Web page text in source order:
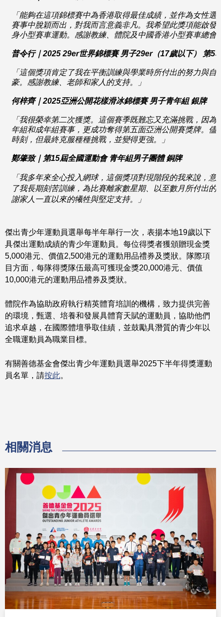
「能夠在這項錦標賽中為香港取得最佳成績，並作為女性選
賽事中脫穎而出，對我而言意義非凡。我希望此獎項能啟發
身小型賽車運動。感謝教練、體院及中國香港小型賽車總會
普令行｜2025 29er世界錦標賽 男子29er（17歲以下） 第5
「這個獎項肯定了我在平衡訓練與學業時所付出的努力與自
豪。感謝教練、老師和家人的支持。」
何梓齊｜2025亞洲公開花樣滑冰錦標賽 男子青年組 銀牌
「我很榮幸第二次獲獎。這個賽季既難忘又充滿挑戰，因為
年組和成年組賽事，更成功奪得第五面亞洲公開賽獎牌。儘
時刻，但最終克服種種挑戰，並變得更強。」
鄭肇致｜第15屆全國運動會 青年組男子團體 銅牌
「我多年來全心投入網球，這個獎項對現階段的我來說，意
了我長期刻苦訓練，為比賽離家數星期、以至數月所付出的
謝家人一直以來的犧牲與堅定支持。」
傑出青少年運動員選舉每半年舉行一次，表揚本地19歲以下
具傑出運動成績的青少年運動員。每位得獎者獲頒贈現金獎
5,000港元、價值2,500港元的運動用品禮券及獎狀。隊際項
目方面，每隊得獎隊伍最高可獲現金獎20,000港元、價值
10,000港元的運動用品禮券及獎狀。
體院作為協助政府執行精英體育培訓的機構，致力提供完善
的環境，甄選、培養和發展具體育天賦的運動員，協助他們
追求卓越，在國際體壇爭取佳績，並鼓勵具潛質的青少年以
全職運動員為職業目標。
有關善德基金會傑出青少年運動員選舉2025下半年得獎運動
員名單，請按此。
相關消息